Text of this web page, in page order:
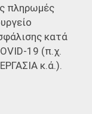
πληρωμές
κατά
19 (π.χ.
κ.ά.).